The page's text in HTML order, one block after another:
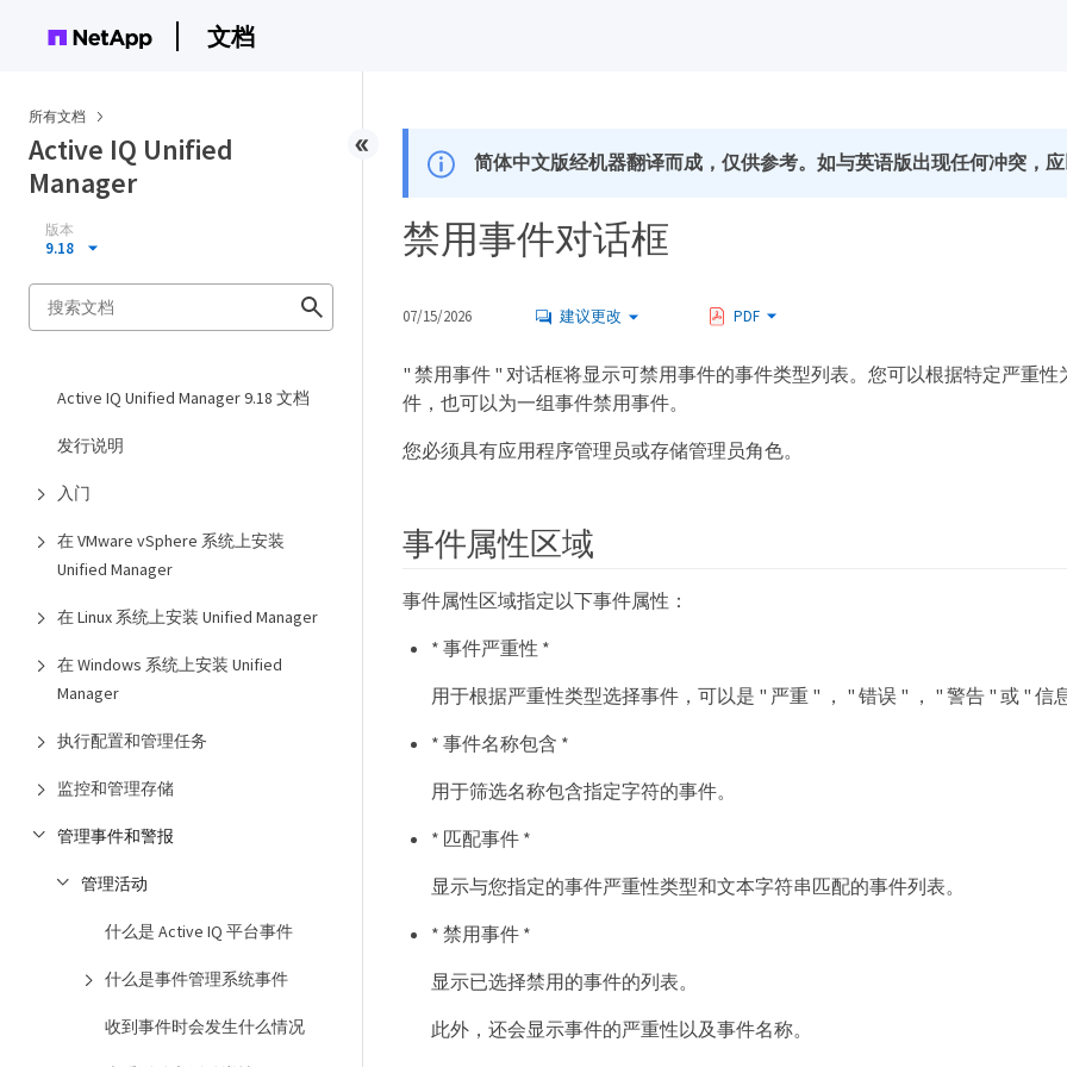
文档
所有文档
Active IQ Unified
Manager
版本
9.18
Active IQ Unified Manager 9.18 文档
发行说明
入门
在 VMware vSphere 系统上安装
Unified Manager
在 Linux 系统上安装 Unified Manager
在 Windows 系统上安装 Unified
Manager
执行配置和管理任务
监控和管理存储
管理事件和警报
管理活动
什么是 Active IQ 平台事件
什么是事件管理系统事件
收到事件时会发生什么情况
简体中文版经机器翻译而成，仅供参考。如与英语版出现任何冲突，
禁用事件对话框
07/15/2026 建议更改 PDF
" 禁用事件 " 对话框将显示可禁用事件的事件类型列表。您可以根据特定严重性
件，也可以为一组事件禁用事件。
您必须具有应用程序管理员或存储管理员角色。
事件属性区域
事件属性区域指定以下事件属性：
* 事件严重性 *
用于根据严重性类型选择事件，可以是 " 严重 " ， " 错误 " ， " 警告 " 或 " 信
* 事件名称包含 *
用于筛选名称包含指定字符的事件。
* 匹配事件 *
显示与您指定的事件严重性类型和文本字符串匹配的事件列表。
* 禁用事件 *
显示已选择禁用的事件的列表。
此外，还会显示事件的严重性以及事件名称。